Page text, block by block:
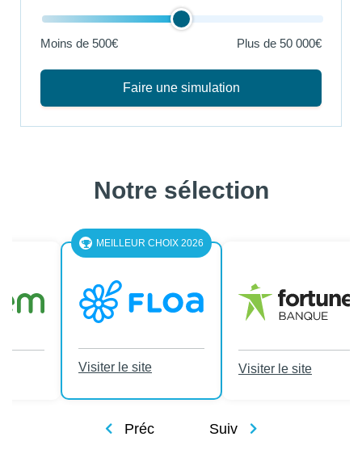
Moins de 500€ Plus de 50 000€
Faire une simulation
Notre sélection
CHOIX 2026
Visiter le site Visiter le site
Préc Suiv